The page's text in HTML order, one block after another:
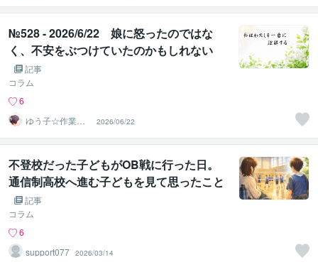
析ルーム
№528 - 2026/6/22 娘に怒ったのではな
く、不安をぶつけていたのかもしれない
記事
コラム
6
ゆう子☆作業療
法士＆ライフコ
ーチ
2026/06/22
不登校だった子どもがOB戦に行った日。
通信制高校へ進む子どもを見て思ったこと
記事
コラム
6
support077 2026/03/14